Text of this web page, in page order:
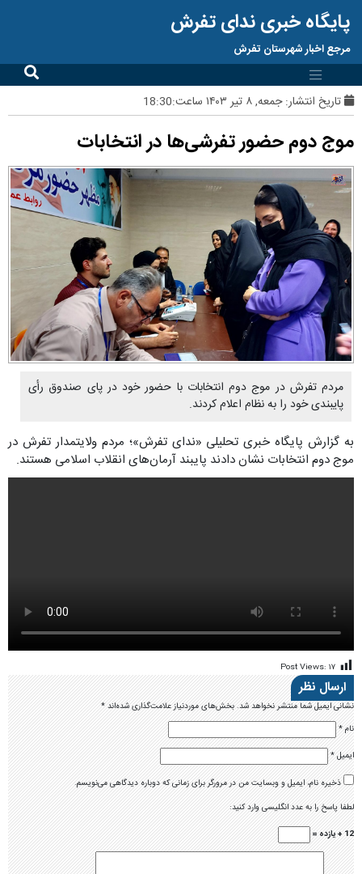
پایگاه خبری ندای تفرش
مرجع اخبار شهرستان تفرش
تاریخ انتشار:جمعه, ۸ تیر ۱۴۰۳ ساعت:18:30
موج دوم حضور تفرشی‌ها در انتخابات
مردم تفرش در موج دوم انتخابات با حضور خود در پای صندوق رأی
پایبندی خود را به نظام اعلام کردند.
به گزارش پایگاه خبری تحلیلی «ندای تفرش»؛ مردم ولایتمدار تفرش در
موج دوم انتخابات نشان دادند پایبند آرمان‌های انقلاب اسلامی هستند.
Post Views: ۱۷
ارسال نظر
نشانی ایمیل شما منتشر نخواهد شد.بخش‌های موردنیاز علامت‌گذاری شده‌اند*
نام*
ایمیل*
ذخیره نام، ایمیل و وبسایت من در مرورگر برای زمانی که دوباره دیدگاهی می‌نویسم.
لطفا پاسخ را به عدد انگلیسی وارد کنید:
12 + یازده =